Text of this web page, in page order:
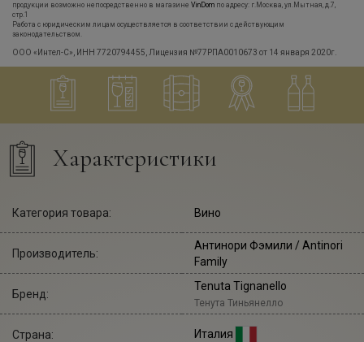
продукции возможно непосредственно в магазине VinDom по адресу: г.Москва, ул.Мытная, д.7,
стр.1
Работа с юридическим лицам осуществляется в соответствии с действующим
законодательством.
ООО «Интел-С», ИНН 7720794455, Лицензия №77РПА0010673 от 14 января 2020г.
Характеристики
Категория товара: Вино
Производитель:
Антинори Фэмили / Antinori
Family
Бренд:
Tenuta Tignanello
Тенута Тиньянелло
Страна: Италия